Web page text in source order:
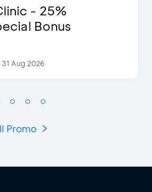
- 25%
Bonus
Aug 2026
Promo